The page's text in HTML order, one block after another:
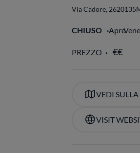
Via Cadore, 2620135
CHIUSO Apre
PREZZO
VEDI
VISIT